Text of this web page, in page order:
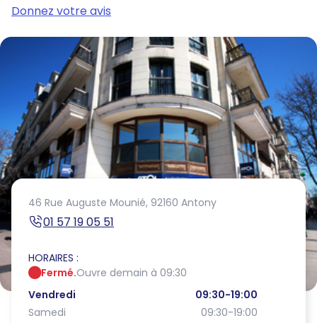
Donnez votre avis
46 Rue Auguste Mounié, 92160 Antony
01 57 19 05 51
HORAIRES :
Fermé.Ouvre demain à 09:30
Vendredi
09:30-19:00
Samedi
09:30-19:00